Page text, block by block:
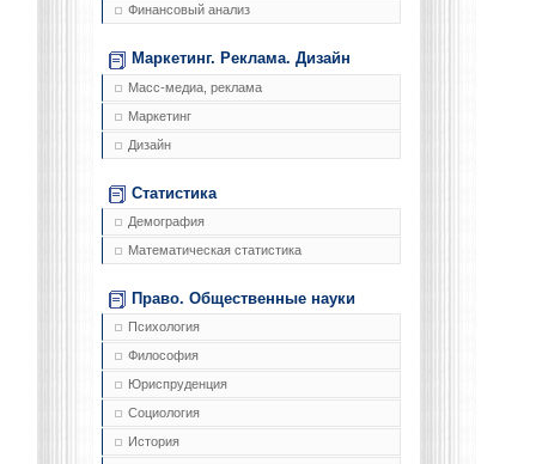
Финансовый анализ
Маркетинг. Реклама. Дизайн
Масс-медиа, реклама
Маркетинг
Дизайн
Статистика
Демография
Математическая статистика
Право. Общественные науки
Психология
Философия
Юриспруденция
Социология
История